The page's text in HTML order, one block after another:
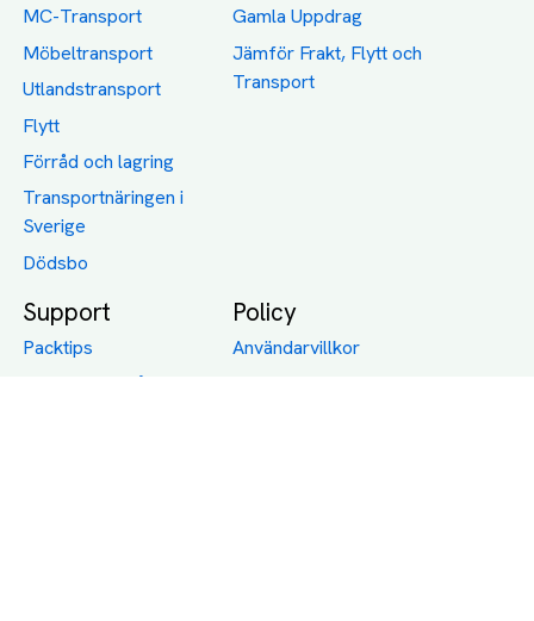
MC-Transport
Möbeltransport
Utlandstransport
Flytt
Förråd och lagring
Transportnäringen i
Sverige
Dödsbo
Gamla Uppdrag
Jämför Frakt, Flytt och
Transport
Support
Packtips
Jämför pris på rätt
Policy
Användarvillkor